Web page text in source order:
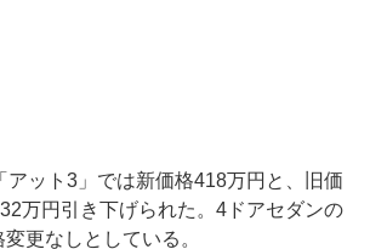
ット3」では新価格418万円と、旧価
万円引き下げられた。4ドアセダンの
変更なしとしている。